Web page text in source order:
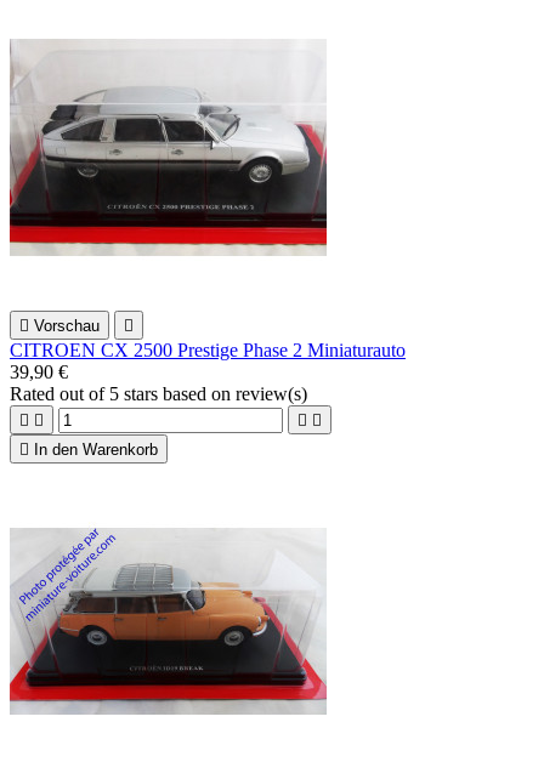
 Vorschau 
CITROEN CX 2500 Prestige Phase 2 Miniaturauto
39,90 €
Rated out of 5 stars based on review(s)
   

In den Warenkorb